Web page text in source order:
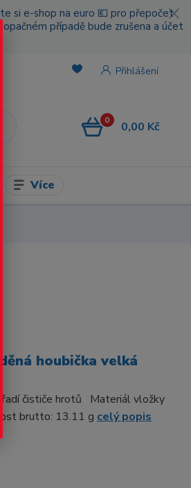
si e-shop na euro 💶 pro přepočet
případě bude zrušena a účet
Přihlášení
0 0,00 Kč
Více
houbička velká
čističe hrotů Materiál vložky
brutto: 13.11 g celý popis